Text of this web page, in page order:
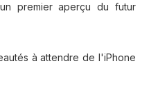
premier aperçu du futur
à attendre de l'iPhone